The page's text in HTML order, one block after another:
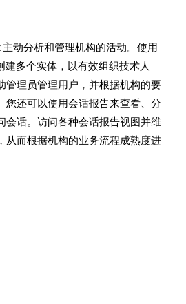
动分析和管理机构的活动。使用
建多个实体，以有效组织技术人
管理员管理用户，并根据机构的要
您还可以使用会话报告来查看、分
会话。访问各种会话报告视图并维
从而根据机构的业务流程成熟度进